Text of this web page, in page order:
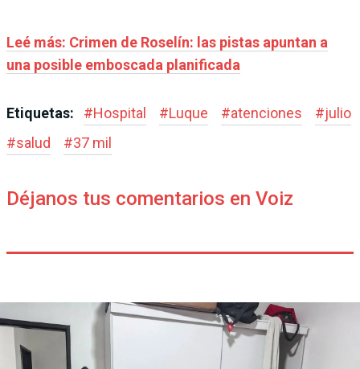
Leé más: Crimen de Roselín: las pistas apuntan a
una posible emboscada planificada
Etiquetas: #Hospital #Luque #atenciones #julio
#salud #37 mil
Déjanos tus comentarios en Voiz